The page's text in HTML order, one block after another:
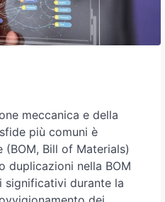
meccanica e della
più comuni è
(BOM, Bill of Materials)
duplicazioni nella BOM
significativi durante la